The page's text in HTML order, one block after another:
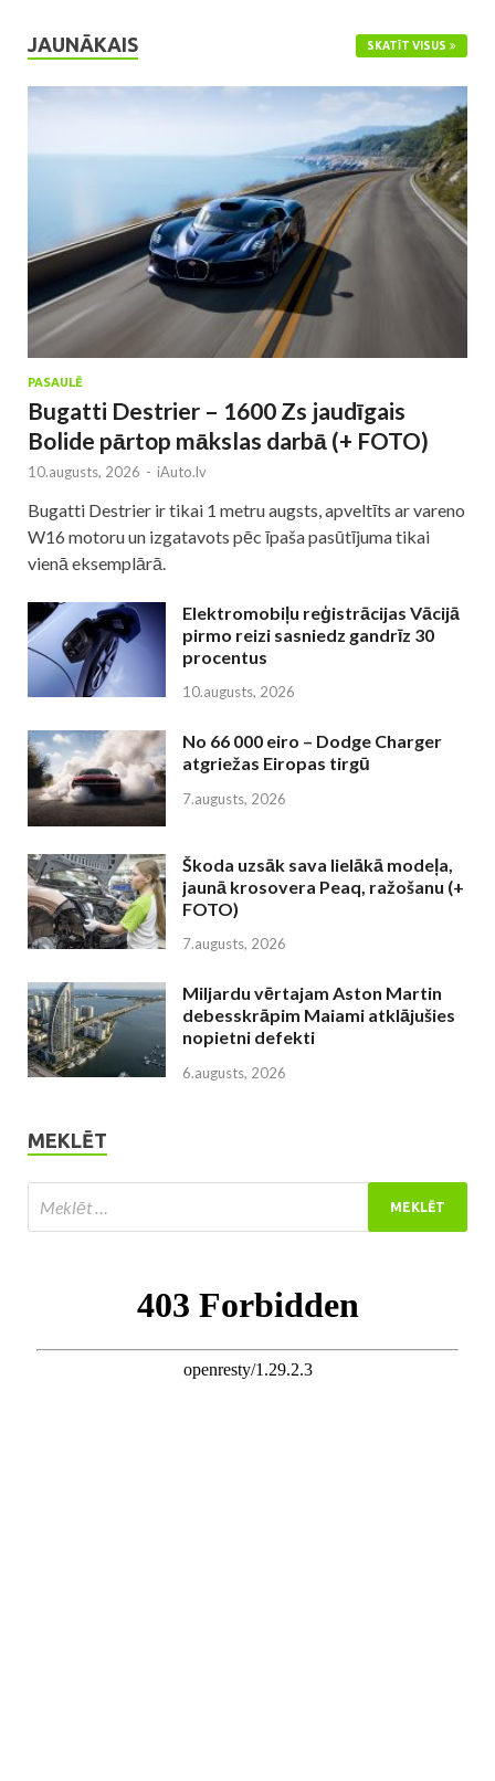
JAUNĀKAIS SKATĪT VISUS
PASAULĒ
Bugatti Destrier – 1600 Zs jaudīgais
Bolide pārtop mākslas darbā (+ FOTO)
10.augusts, 2026 - iAuto.lv
Bugatti Destrier ir tikai 1 metru augsts, apveltīts ar vareno
W16 motoru un izgatavots pēc īpaša pasūtījuma tikai
vienā eksemplārā.
Elektromobiļu reģistrācijas Vācijā
pirmo reizi sasniedz gandrīz 30
procentus
10.augusts, 2026
No 66 000 eiro – Dodge Charger
atgriežas Eiropas tirgū
7.augusts, 2026
Škoda uzsāk sava lielākā modeļa,
jaunā krosovera Peaq, ražošanu (+
FOTO)
7.augusts, 2026
Miljardu vērtajam Aston Martin
debesskrāpim Maiami atklājušies
nopietni defekti
6.augusts, 2026
MEKLĒT